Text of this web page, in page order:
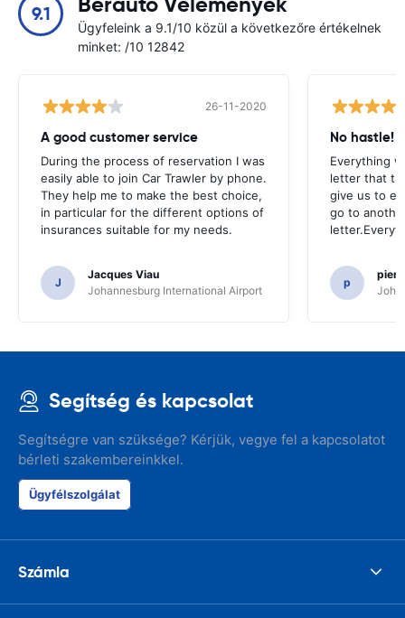
9.1
Ügyfeleink a 9.1/10 közül a következőre értékelnek
minket: /10 12842
26-11-2020
A good customer service
During the process of reservation I was
easily able to join Car Trawler by phone.
They help me to make the best choice,
in particular for the different options of
insurances suitable for my needs.
J
Jacques Viau
Johannesburg International Airport
No hastle!
Everything
letter that
give us to
go to
p
Segítség és kapcsolat
Segítségre van szüksége? Kérjük, vegye fel a kapcsolatot
bérleti szakembereinkkel.
Ügyfélszolgálat
Számla